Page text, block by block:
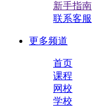
新手指南
联系客服
更多频道
首页
课程
网校
学校